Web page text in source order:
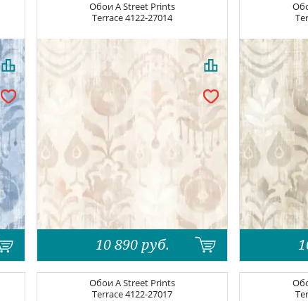
ОбоиA Street Prints
Terrace4122-27014
10 890 руб.
ОбоиA Street Prints
Terrace4122-27017